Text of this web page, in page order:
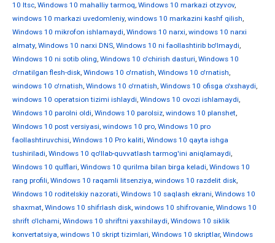
10 ltsc, Windows 10 mahalliy tarmoq, Windows 10 markazi otzyvov,
windows 10 markazi uvedomleniy, windows 10 markazini kashf qilish,
Windows 10 mikrofon ishlamaydi, Windows 10 narxi, windows 10 narxi
almaty, Windows 10 narxi DNS, Windows 10 ni faollashtirib bo'lmaydi,
Windows 10 ni sotib oling, Windows 10 o'chirish dasturi, Windows 10
o'rnatilgan flesh-disk, Windows 10 o'rnatish, Windows 10 o'rnatish,
windows 10 o'rnatish, Windows 10 o'rnatish, Windows 10 ofisga o'xshaydi,
windows 10 operatsion tizimi ishlaydi, Windows 10 ovozi ishlamaydi,
Windows 10 parolni oldi, Windows 10 parolsiz, windows 10 planshet,
Windows 10 post versiyasi, windows 10 pro, Windows 10 pro
faollashtiruvchisi, Windows 10 Pro kaliti, Windows 10 qayta ishga
tushiriladi, Windows 10 qo'llab-quvvatlash tarmog'ini aniqlamaydi,
Windows 10 qulflari, Windows 10 qurilma bilan birga keladi, Windows 10
rang profili, Windows 10 raqamli litsenziya, windows 10 razdelit disk,
Windows 10 roditelskiy nazorati, Windows 10 saqlash ekrani, Windows 10
shaxmat, Windows 10 shifrlash disk, windows 10 shifrovanie, Windows 10
shrift o'lchami, Windows 10 shriftni yaxshilaydi, Windows 10 siklik
konvertatsiya, windows 10 skript tizimlari, Windows 10 skriptlar, Windows